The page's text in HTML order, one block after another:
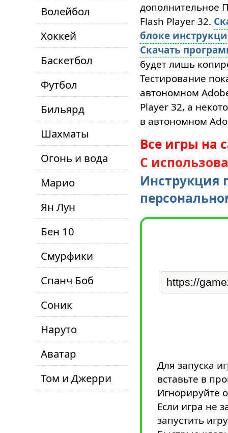
Волейбол
Хоккей
Баскетбол
Футбол
Бильярд
Шахматы
Огонь и вода
Марио
Ян Лун
Бен 10
Смурфики
Спанч Боб
Соник
Наруто
Аватар
Том и Джерри
дополнительное
Flash Player 32.
блоке
Скачать
будет лишь
Тестирование
автономном
Player 32, а
в автономном
Все игры на
С
Инструкция
Для запуска
вставьте в
Игнорируйте
Если игра не
запустить